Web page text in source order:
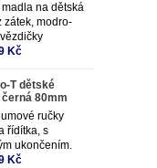
na dětská
zátek, modro-
Kč
T dětské
80mm
ručky
řídítka, s
ukončením.
Kč